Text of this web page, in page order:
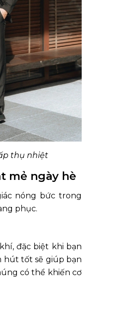
thụ nhiệt
mẻ ngày hè
nóng bức trong
phục.
đặc biệt khi bạn
hút tốt sẽ giúp bạn
có thể khiến cơ